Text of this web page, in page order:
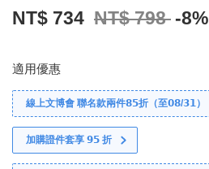
NT$ 734 NT$ 798 -8%
適用優惠
線上文博會 聯名款兩件𝟴𝟱折（至𝟬𝟴/𝟯𝟭）
加購證件套享 𝟵𝟱 折